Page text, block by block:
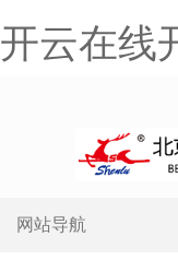
开云在线
网站导航